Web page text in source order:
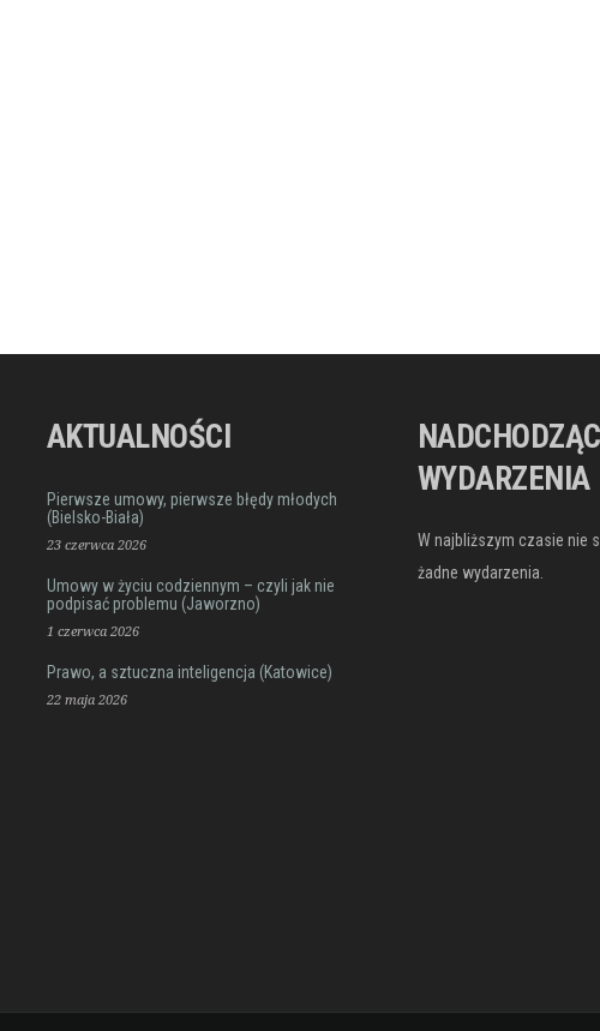
AKTUALNOŚCI
Pierwsze umowy, pierwsze błędy młodych
(Bielsko-Biała)
23 czerwca 2026
Umowy w życiu codziennym – czyli jak nie
podpisać problemu (Jaworzno)
1 czerwca 2026
Prawo, a sztuczna inteligencja (Katowice)
22 maja 2026
WYDARZENIA
W najbliższym czasie nie
żadne wydarzenia.